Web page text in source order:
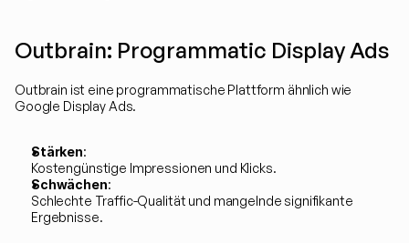
Outbrain: Programmatic Display Ads
Outbrain ist eine programmatische Plattform ähnlich wie
Google Display Ads.
Stärken:
Kostengünstige Impressionen und Klicks.
Schwächen:
Schlechte Traffic-Qualität und mangelnde signifikante
Ergebnisse.